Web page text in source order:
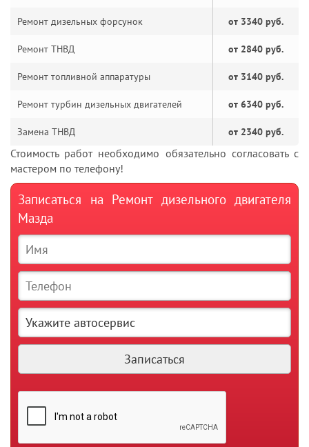
Ремонт дизельных форсунок от 3340 руб.
Ремонт ТНВД от 2840 руб.
Ремонт топливной аппаратуры от 3140 руб.
Ремонт турбин дизельных двигателей от 6340 руб.
Замена ТНВД от 2340 руб.
Стоимость работ необходимо обязательно согласовать с
мастером по телефону!
Записаться на Ремонт дизельного двигателя
Мазда